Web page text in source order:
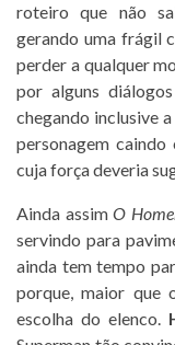
roteiro que não
gerando uma frágil
perder a qualquer
por alguns
chegando inclusive
personagem
cuja força deveria
Ainda assimO
servindo para
ainda tem tempo
porque, maior que
escolha do elenco.